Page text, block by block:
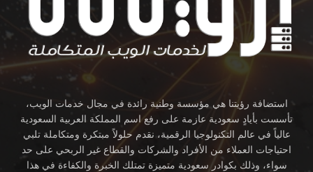
استضافة رؤيتنا هي مؤسسة وطنية رائدة في مجال خدمات الويب،
تأسست بأيادٍ سعودية عازمة على رفع اسم المملكة العربية السعودية
عالياً في عالم التكنولوجيا الرقمية، نقدم حلولاً مبتكرة ومتكاملة تلبي
احتياجات العملاء من الأفراد والشركات والقطاع غير الربحي على حد
سواء، وذلك بكوادر سعودية متميزة تمتلك الخبرة والكفاءة في هذا